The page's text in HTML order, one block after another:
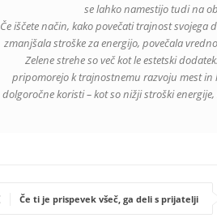
se lahko namestijo tudi na
Če iščete način, kako povečati trajnost
zmanjšala stroške za energijo, povečala
Zelene strehe so več kot le estetski
pripomorejo k trajnostnemu razvoju mest in
dolgoročne koristi – kot so nižji stroški
Če ti je prispevek všeč, ga deli s prijatelji